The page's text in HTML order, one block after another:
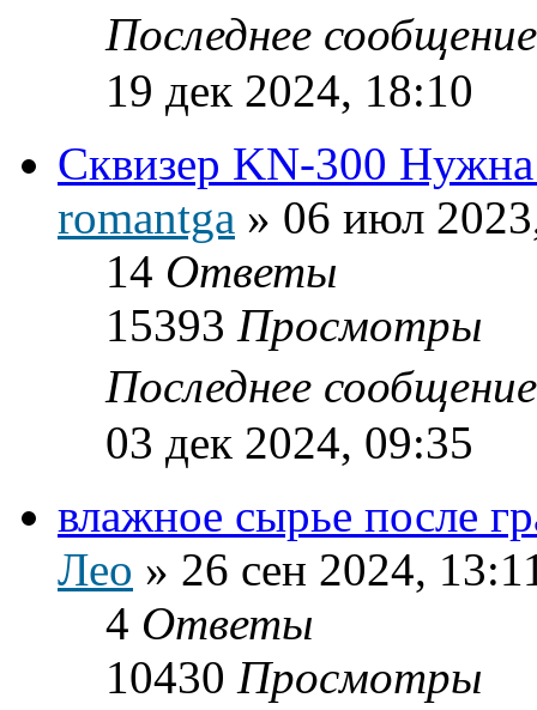
Последнее
19 дек 2024, 18:10
Сквизер KN-300
romantga » 06 июл
14 Ответы
15393 Просмотры
Последнее
03 дек 2024, 09:35
влажное сырье после
Лео » 26 сен 2024,
4 Ответы
10430 Просмотры